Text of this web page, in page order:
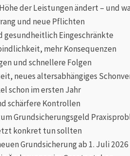
der Leistungen ändert – und
und neue Pflichten
gesundheitlich Eingeschränkte
mehr Konsequenzen
und schnellere Folgen
neues altersabhängiges
schon im ersten Jahr
schärfere Kontrollen
Grundsicherungsgeld
konkret tun sollten
Grundsicherung ab 1. Juli 2026